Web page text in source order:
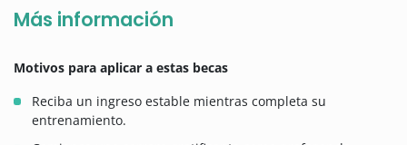
Más información
Motivos para aplicar a estas becas
Reciba un ingreso estable mientras completa su
entrenamiento.